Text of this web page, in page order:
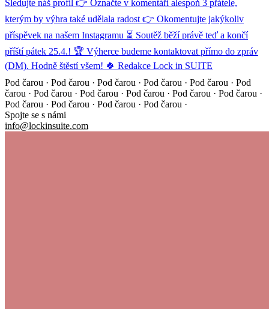
Pod čarou · Pod čarou · Pod čarou · Pod čarou · Pod čarou · Pod
čarou · Pod čarou · Pod čarou · Pod čarou · Pod čarou · Pod čarou ·
Pod čarou · Pod čarou · Pod čarou · Pod čarou ·
Spojte se s námi
info@lockinsuite.com